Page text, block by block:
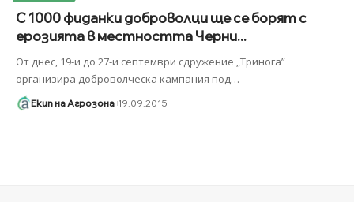
С 1000 фиданки доброволци ще се борят с
ерозията в местността Черни...
От днес, 19-и до 27-и септември сдружение „Тринога”
организира доброволческа кампания под…
Екип на Агрозона 19.09.2015